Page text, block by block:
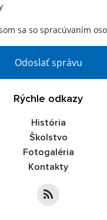
sa so spracúvaním
Response
Odoslať správu
Rýchle odkazy
História
Školstvo
Fotogaléria
Kontakty